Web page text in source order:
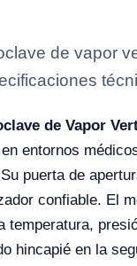
de vapor
de Vapor
entornos
puerta de
confiable. El
temperatura,
hincapié en la